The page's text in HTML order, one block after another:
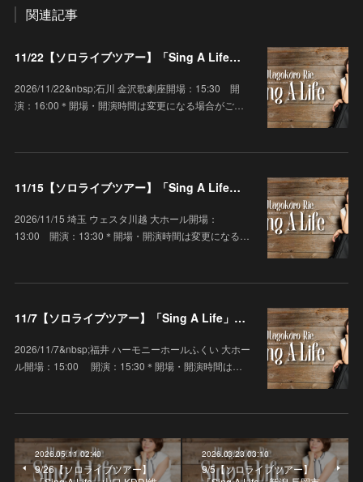
関連記事
11/22【ソロライブツアー】「Sing A Life」石川 金沢歌劇座
2026/11/22&nbsp;石川 金沢歌劇座開場：15:30 開
演：16:00＊開場・開演時間は変更になる場合がご…
11/15【ソロライブツアー】「Sing A Life」埼玉 ウェスタ川越 大ホール
2026/11/15 埼玉 ウェスタ川越 大ホール開場：
13:00 開演：13:30＊開場・開演時間は変更になる…
11/7【ソロライブツアー】「Sing A Life」福井 ハーモニーホールふくい 大ホール
2026/11/7&nbsp;福井 ハーモニーホールふくい 大ホー
ル開場：15:00 開演：15:30＊開場・開演時間は…
2026.05.11 02:40
9/26【ソロライブツアー】
2026.03.23 03:10
9/5【ソロライブツアー】